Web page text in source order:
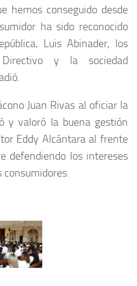
hemos conseguido desde
ha sido reconocido
Luis Abinader, los
y la sociedad
Juan Rivas al oficiar la
y valoró la buena gestión
Eddy Alcántara al frente
defendiendo los intereses
consumidores.